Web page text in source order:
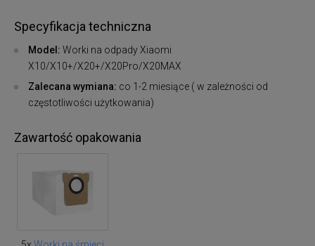
Specyfikacja techniczna
Model: Worki na odpady Xiaomi
X10/X10+/X20+/X20Pro/X20MAX
Zalecana wymiana: co 1-2 miesiące ( w zależności od
częstotliwości użytkowania)
Zawartość opakowania